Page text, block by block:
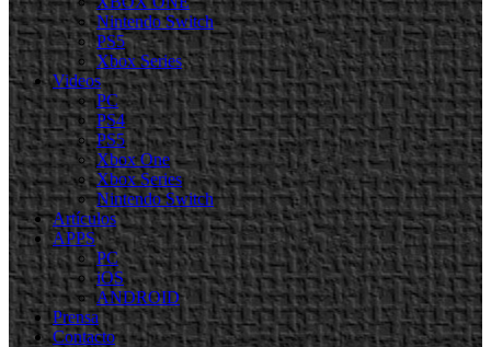
Nintendo Switch
PS5
Xbox Series
Videos
PC
PS4
PS5
Xbox One
Xbox Series
Nintendo Switch
Artículos
APPS
PC
iOS
ANDROID
Prensa
Contacto